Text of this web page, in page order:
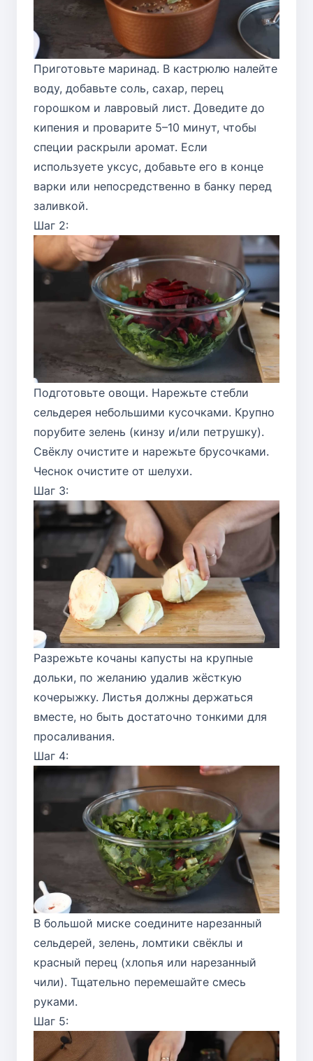
Приготовьте маринад. В кастрюлю налейте
воду, добавьте соль, сахар, перец
горошком и лавровый лист. Доведите до
кипения и проварите 5–10 минут, чтобы
специи раскрыли аромат. Если
используете уксус, добавьте его в конце
варки или непосредственно в банку перед
заливкой.
Шаг 2:
Подготовьте овощи. Нарежьте стебли
сельдерея небольшими кусочками. Крупно
порубите зелень (кинзу и/или петрушку).
Свёклу очистите и нарежьте брусочками.
Чеснок очистите от шелухи.
Шаг 3:
Разрежьте кочаны капусты на крупные
дольки, по желанию удалив жёсткую
кочерыжку. Листья должны держаться
вместе, но быть достаточно тонкими для
просаливания.
Шаг 4:
В большой миске соедините нарезанный
сельдерей, зелень, ломтики свёклы и
красный перец (хлопья или нарезанный
чили). Тщательно перемешайте смесь
руками.
Шаг 5: